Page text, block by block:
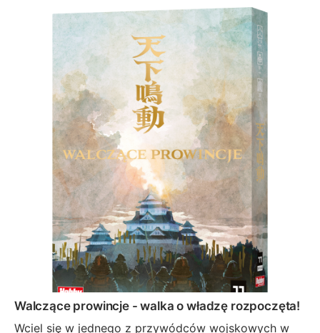
Walczące prowincje - walka o władzę rozpoczęta!
Wciel się w jednego z przywódców wojskowych w